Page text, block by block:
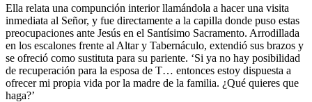
Ella relata una compunción interior llamándola a hacer una visita
inmediata al Señor, y fue directamente a la capilla donde puso estas
preocupaciones ante Jesús en el Santísimo Sacramento. Arrodillada
en los escalones frente al Altar y Tabernáculo, extendió sus brazos y
se ofreció como sustituta para su pariente. ‘Si ya no hay posibilidad
de recuperación para la esposa de T… entonces estoy dispuesta a
ofrecer mi propia vida por la madre de la familia. ¿Qué quieres que
haga?’